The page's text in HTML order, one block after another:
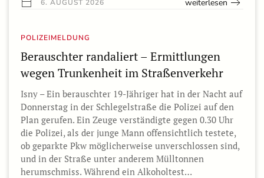
6. AUGUST 2026 weiterlesen
POLIZEIMELDUNG
Berauschter randaliert – Ermittlungen
wegen Trunkenheit im Straßenverkehr
Isny – Ein berauschter 19-Jähriger hat in der Nacht auf
Donnerstag in der Schlegelstraße die Polizei auf den
Plan gerufen. Ein Zeuge verständigte gegen 0.30 Uhr
die Polizei, als der junge Mann offensichtlich testete,
ob geparkte Pkw möglicherweise unverschlossen sind,
und in der Straße unter anderem Mülltonnen
herumschmiss. Während ein Alkoholtest…